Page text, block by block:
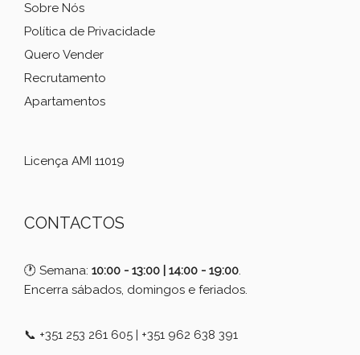
Sobre Nós
Política de Privacidade
Quero Vender
Recrutamento
Apartamentos
Licença AMI 11019
CONTACTOS
🕐 Semana: 10:00 - 13:00 | 14:00 - 19:00.
Encerra sábados, domingos e feriados.
📞 +351 253 261 605 | +351 962 638 391